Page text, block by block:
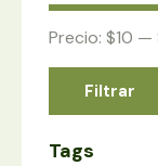
Filtrar
Precio: $10 —
Tags